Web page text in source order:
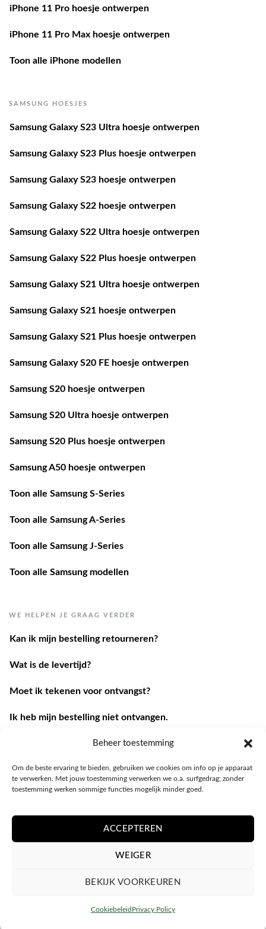
Beheer toestemming
Om de beste ervaring te bieden, gebruiken we cookies om info op je apparaat
te verwerken. Met jouw toestemming verwerken we o.a. surfgedrag; zonder
toestemming werken sommige functies mogelijk minder goed.
ACCEPTEREN
WEIGER
BEKIJK VOORKEUREN
Cookiebeleid Privacy Policy
iPhone 11 Pro hoesje ontwerpen
iPhone 11 Pro Max hoesje ontwerpen
Toon alle iPhone modellen
SAMSUNG HOESJES
Samsung Galaxy S23 Ultra hoesje ontwerpen
Samsung Galaxy S23 Plus hoesje ontwerpen
Samsung Galaxy S23 hoesje ontwerpen
Samsung Galaxy S22 hoesje ontwerpen
Samsung Galaxy S22 Ultra hoesje ontwerpen
Samsung Galaxy S22 Plus hoesje ontwerpen
Samsung Galaxy S21 Ultra hoesje ontwerpen
Samsung Galaxy S21 hoesje ontwerpen
Samsung Galaxy S21 Plus hoesje ontwerpen
Samsung Galaxy S20 FE hoesje ontwerpen
Samsung S20 hoesje ontwerpen
Samsung S20 Ultra hoesje ontwerpen
Samsung S20 Plus hoesje ontwerpen
Samsung A50 hoesje ontwerpen
Toon alle Samsung S-Series
Toon alle Samsung A-Series
Toon alle Samsung J-Series
Toon alle Samsung modellen
WE HELPEN JE GRAAG VERDER
Kan ik mijn bestelling retourneren?
Wat is de levertijd?
Moet ik tekenen voor ontvangst?
Ik heb mijn bestelling niet ontvangen.
Ik heb een andere vraag.
Contacteer ons
Copyright 2026 ©Fotohoesje.be